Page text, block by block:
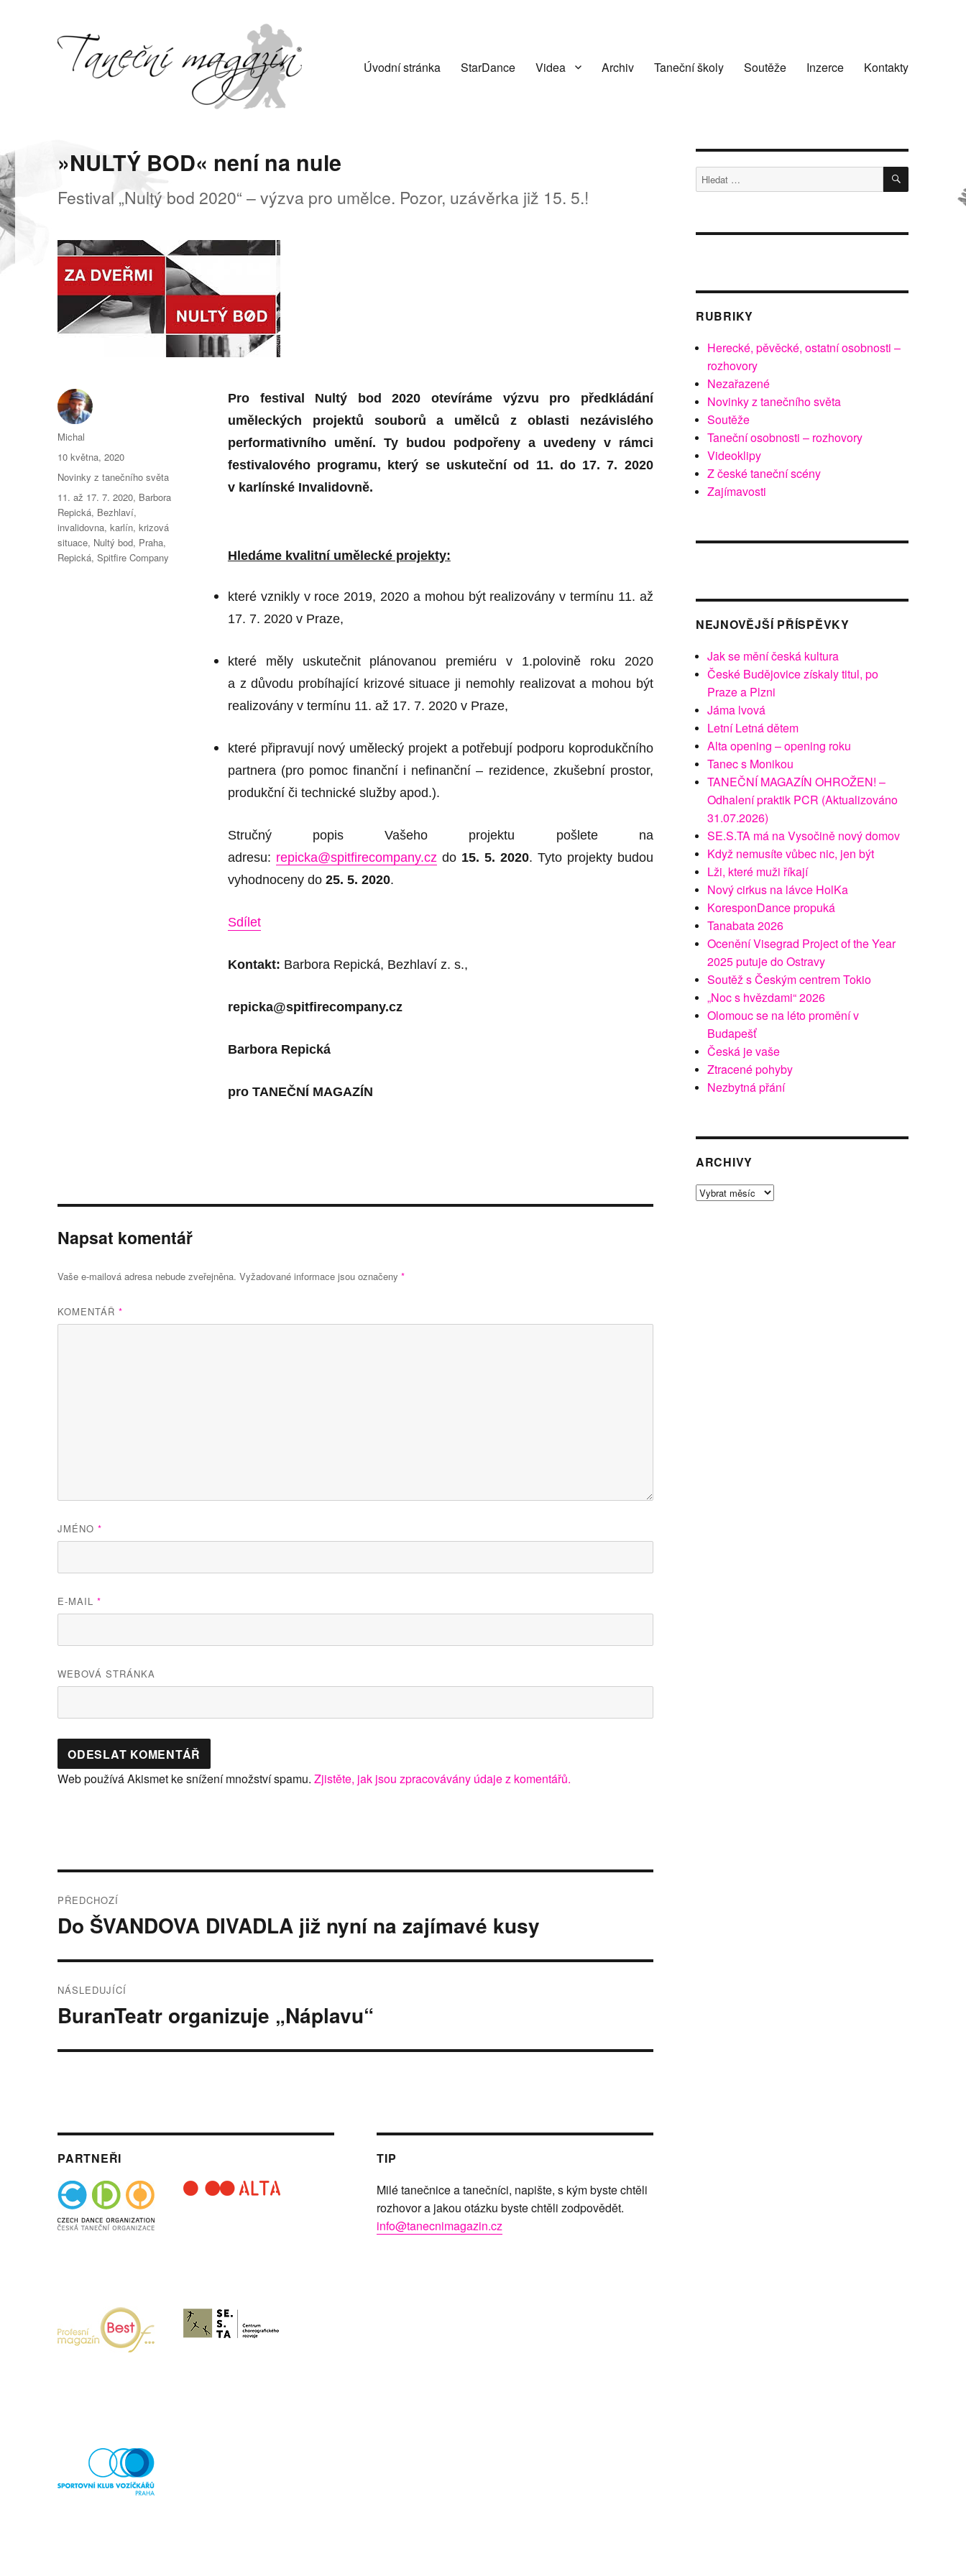
Úvodní stránka StarDance Videa Archiv Taneční školy Soutěže Inzerce Kontakty
»NULTÝ BOD« není na nule
Festival „Nultý bod 2020“ – výzva pro umělce. Pozor, uzávěrka již 15. 5.!
Pro festival Nultý bod 2020 otevíráme výzvu pro předkládání
uměleckých projektů souborů a umělců z oblasti nezávislého
performativního umění. Ty budou podpořeny a uvedeny v rámci
festivalového programu, který se uskuteční od 11. do 17. 7. 2020
v karlínské Invalidovně.
Hledáme kvalitní umělecké projekty:
které vznikly v roce 2019, 2020 a mohou být realizovány v termínu 11. až
17. 7. 2020 v Praze,
které měly uskutečnit plánovanou premiéru v 1.polovině roku 2020
a z důvodu probíhající krizové situace ji nemohly realizovat a mohou být
realizovány v termínu 11. až 17. 7. 2020 v Praze,
které připravují nový umělecký projekt a potřebují podporu koprodukčního
partnera (pro pomoc finanční i nefinanční – rezidence, zkušební prostor,
produkční či technické služby apod.).
Stručný popis Vašeho projektu pošlete na
adresu: repicka@spitfirecompany.czdo 15. 5. 2020. Tyto projekty budou
vyhodnoceny do25. 5. 2020.
Sdílet
Kontakt: Barbora Repická, Bezhlaví z. s.,
repicka@spitfirecompany.cz
Barbora Repická
proTANEČNÍ MAGAZÍN
Autor:
Michal
Publikováno:
10 května, 2020
Rubriky:
Novinky z tanečního světa
Štítky:
11. až 17. 7. 2020, Barbora
Repická, Bezhlaví,
invalidovna,karlín,krizová
situace, Nultý bod, Praha,
Repická,Spitfire Company
Napsat komentář
Vaše e-mailová adresa nebude zveřejněna. Vyžadované informace jsou označeny*
KOMENTÁŘ*
JMÉNO*
E-MAIL*
WEBOVÁ STRÁNKA
Web používá Akismet ke snížení množství spamu.Zjistěte, jak jsou zpracovávány údaje z komentářů.
pro
PŘEDCHOZÍ
Předchozí
Do ŠVANDOVA DIVADLA již nyní na zajímavé kusy
NÁSLEDUJÍCÍ
Následující
BuranTeatr organizuje „Náplavu“
PARTNEŘI
TIP
Milé tanečnice a tanečníci, napište, s kým byste chtěli
rozhovor a jakou otázku byste chtěli zodpovědět.
info@tanecnimagazin.cz
Hledat: HLEDÁNÍ
RUBRIKY
Herecké, pěvěcké, ostatní osobnosti –
rozhovory
Nezařazené
Novinky z tanečního světa
Soutěže
Taneční osobnosti – rozhovory
Videoklipy
Z české taneční scény
Zajímavosti
NEJNOVĚJŠÍ PŘÍSPĚVKY
Jak se mění česká kultura
České Budějovice získaly titul, po
Praze a Plzni
Jáma lvová
Letní Letná dětem
Alta opening – opening roku
Tanec s Monikou
TANEČNÍ MAGAZÍN OHROŽEN! –
Odhalení praktik PCR (Aktualizováno
31.07.2026)
SE.S.TA má na Vysočině nový domov
Když nemusíte vůbec nic, jen být
Lži, které muži říkají
Nový cirkus na lávce HolKa
KoresponDance propuká
Tanabata 2026
Ocenění Visegrad Project of the Year
2025 putuje do Ostravy
Soutěž s Českým centrem Tokio
„Noc s hvězdami“ 2026
Olomouc se na léto promění v
Budapešť
Česká je vaše
Ztracené pohyby
Nezbytná přání
ARCHIVY
Archivy